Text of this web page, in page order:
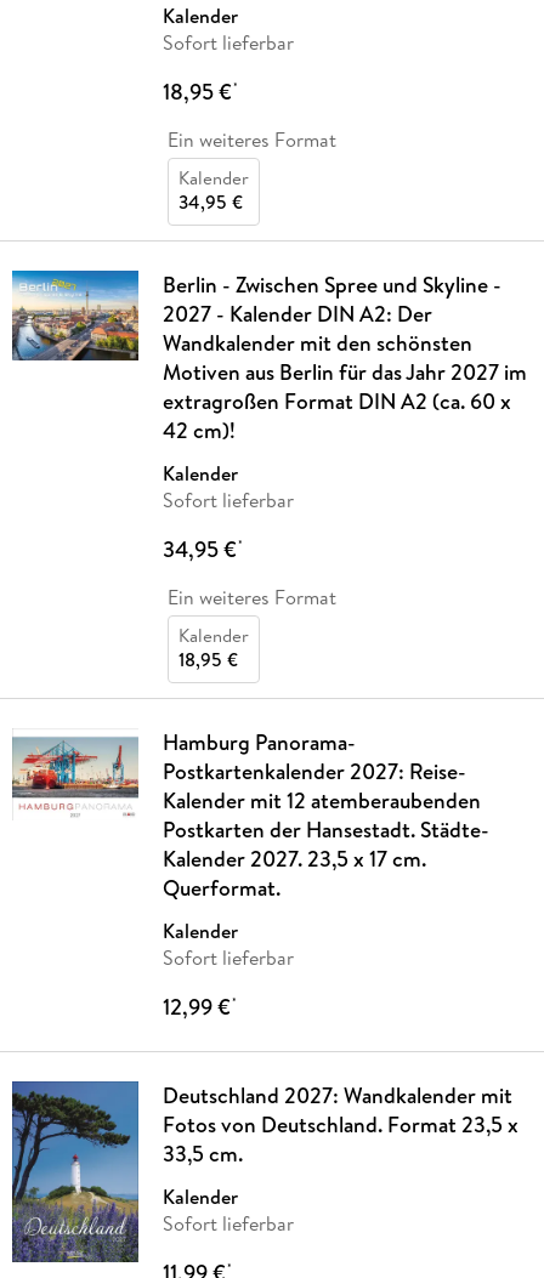
Kalender
Sofort lieferbar
18,95 €*
Ein weiteres Format
Kalender
34,95 €
Berlin - Zwischen Spree und Skyline -
2027 - Kalender DIN A2: Der
Wandkalender mit den schönsten
Motiven aus Berlin für das Jahr 2027 im
extragroßen Format DIN A2 (ca. 60 x
42 cm)!
Kalender
Sofort lieferbar
34,95 €*
Ein weiteres Format
Kalender
18,95 €
Hamburg Panorama-
Postkartenkalender 2027: Reise-
Kalender mit 12 atemberaubenden
Postkarten der Hansestadt. Städte-
Kalender 2027. 23,5 x 17 cm.
Querformat.
Kalender
Sofort lieferbar
12,99 €*
Deutschland 2027: Wandkalender mit
Fotos von Deutschland. Format 23,5 x
33,5 cm.
Kalender
Sofort lieferbar
*